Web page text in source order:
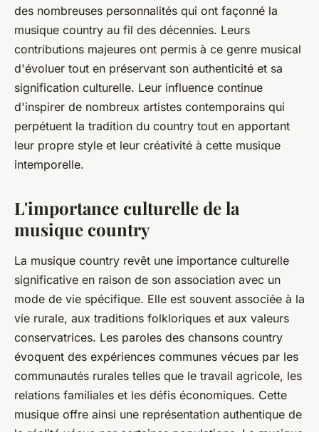
des nombreuses personnalités qui ont façonné la
musique country au fil des décennies. Leurs
contributions majeures ont permis à ce genre musical
d'évoluer tout en préservant son authenticité et sa
signification culturelle. Leur influence continue
d'inspirer de nombreux artistes contemporains qui
perpétuent la tradition du country tout en apportant
leur propre style et leur créativité à cette musique
intemporelle.
L'importance culturelle de la
musique country
La musique country revêt une importance culturelle
significative en raison de son association avec un
mode de vie spécifique. Elle est souvent associée à la
vie rurale, aux traditions folkloriques et aux valeurs
conservatrices. Les paroles des chansons country
évoquent des expériences communes vécues par les
communautés rurales telles que le travail agricole, les
relations familiales et les défis économiques. Cette
musique offre ainsi une représentation authentique de